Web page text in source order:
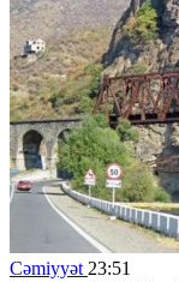
Cəmiyyət 23:51